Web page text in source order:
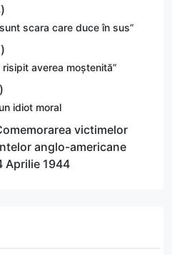
scara care duce în sus”
averea moștenită”
idiot moral
victimelor
anglo-americane
Aprilie 1944